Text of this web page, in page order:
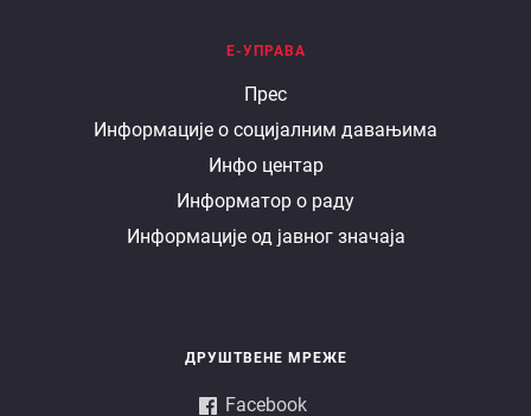
Е-УПРАВА
Прес
Информације о социјалним давањима
Инфо центар
Информатор о раду
Информације од јавног значаја
ДРУШТВЕНЕ МРЕЖЕ
Facebook